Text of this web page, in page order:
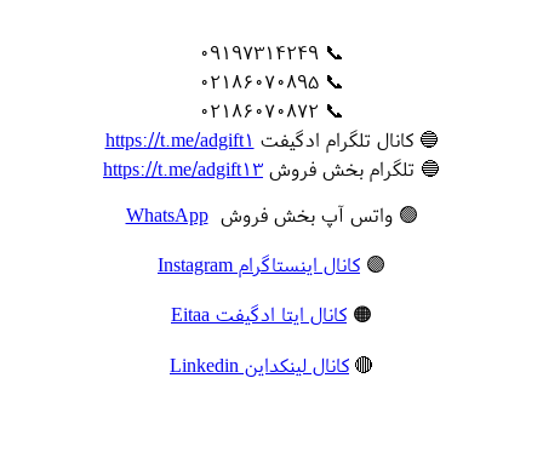
📞 09197314249
📞 02186070895
📞 02186070872
🔵 کانال تلگرام ادگیفت https://t.me/adgift1
🔵 تلگرام بخش فروش https://t.me/adgift13
🟢 واتس آپ بخش فروشWhatsApp
🟣 کانال اینستاگرام Instagram
🟠 کانال ایتا ادگیفت Eitaa
🔴 کانال لینکداین Linkedin